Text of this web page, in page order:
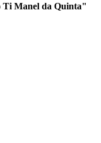
Ti Manel da Quinta"